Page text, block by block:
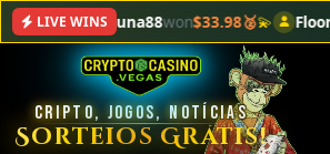
LIVE WINSwon$33.98🥈💫 FloorFlip999
CRIPTO, JOGOS, NOTÍCIAS
Sorteios Grátis!